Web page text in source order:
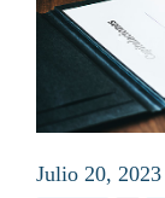
Julio 20, 2023